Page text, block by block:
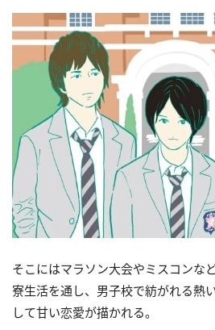
そこにはマラソン大会やミスコンな
寮生活を通し、男子校で紡がれる熱
して甘い恋愛が描かれる。